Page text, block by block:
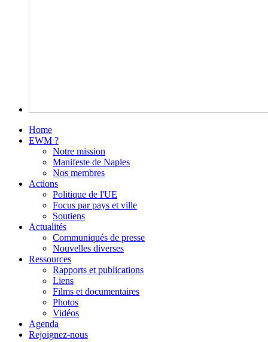
Home
EWM ?
Notre mission
Manifeste de Naples
Nos membres
Actions
Politique de l'UE
Focus par pays et ville
Soutiens
Actualités
Communiqués de presse
Nouvelles diverses
Ressources
Rapports et publications
Liens
Films et documentaires
Photos
Vidéos
Agenda
Rejoignez-nous